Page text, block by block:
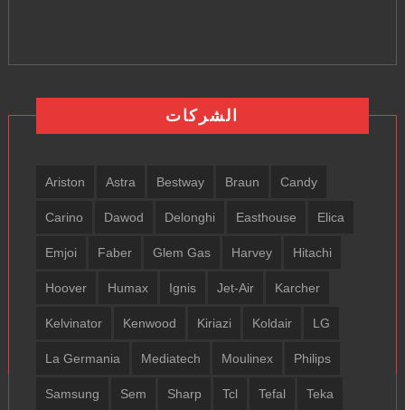
الشركات
Ariston Astra Bestway Braun Candy
Carino Dawod Delonghi Easthouse Elica
Emjoi Faber Glem Gas Harvey Hitachi
Hoover Humax Ignis Jet-Air Karcher
Kelvinator Kenwood Kiriazi Koldair LG
La Germania Mediatech Moulinex Philips
Samsung Sem Sharp Tcl Tefal Teka